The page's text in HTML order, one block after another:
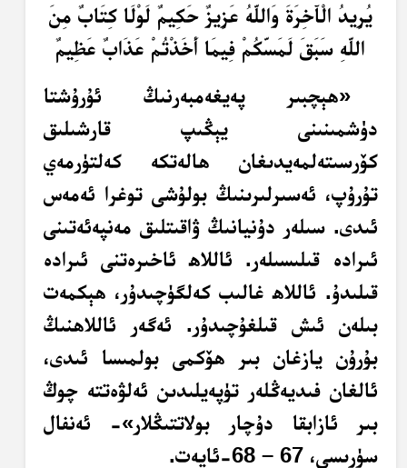
يُرِيدُ الْآَخِرَةَ وَاللَّهُ عَزِيزٌ حَكِيمٌ لَوْلَا كِتَابٌ مِنَ
اللَّهِ سَبَقَ لَمَسَّكُمْ فِيمَا أَخَذْتُمْ عَذَابٌ عَظِيمٌ
«ھېچبىر پەيغەمبەرنىڭ ئۇرۇشتا
دۈشمىنىنى يېڭىپ قارشىلىق
كۆرسىتەلمەيدىغان ھالەتكە كەلتۈرمەي
تۇرۇپ، ئەسىرلىرىنىڭ بولۇشى توغرا ئەمەس
ئىدى. سىلەر دۇنيانىڭ ۋاقىتلىق مەنپەئەتىنى
ئىرادە قىلىسىلەر. ئاللاھ ئاخىرەتنى ئىرادە
قىلىدۇ. ئاللاھ غالىب كەلگۈچىدۇر، ھېكمەت
بىلەن ئىش قىلغۇچىدۇر. ئەگەر ئاللاھنىڭ
بۇرۇن يازغان بىر ھۆكمى بولمىسا ئىدى،
ئالغان فىديەڭلەر تۈپەيلىدىن ئەلۋەتتە چوڭ
بىر ئازابقا دۇچار بولاتتىڭلار»- ئەنفال
سۈرىسى، 67 – 68-ئايەت.